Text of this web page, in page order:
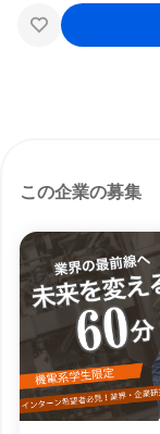
この企業の募集